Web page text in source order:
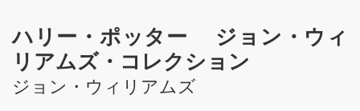
ハリー・ポッター ジョン・ウィ
リアムズ・コレクション
ジョン・ウィリアムズ